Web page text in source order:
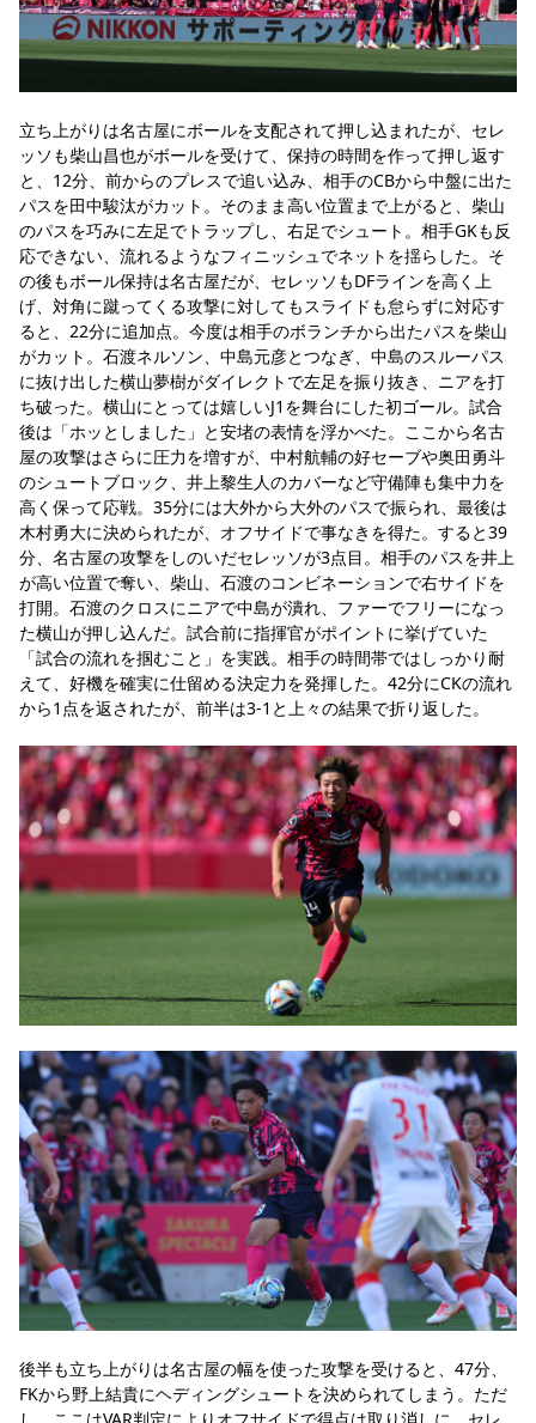
立ち上がりは名古屋にボールを支配されて押し込まれたが、セレ
ッソも柴山昌也がボールを受けて、保持の時間を作って押し返す
と、12分、前からのプレスで追い込み、相手のCBから中盤に出た
パスを田中駿汰がカット。そのまま高い位置まで上がると、柴山
のパスを巧みに左足でトラップし、右足でシュート。相手GKも反
応できない、流れるようなフィニッシュでネットを揺らした。そ
の後もボール保持は名古屋だが、セレッソもDFラインを高く上
げ、対角に蹴ってくる攻撃に対してもスライドも怠らずに対応す
ると、22分に追加点。今度は相手のボランチから出たパスを柴山
がカット。石渡ネルソン、中島元彦とつなぎ、中島のスルーパス
に抜け出した横山夢樹がダイレクトで左足を振り抜き、ニアを打
ち破った。横山にとっては嬉しいJ1を舞台にした初ゴール。試合
後は「ホッとしました」と安堵の表情を浮かべた。ここから名古
屋の攻撃はさらに圧力を増すが、中村航輔の好セーブや奥田勇斗
のシュートブロック、井上黎生人のカバーなど守備陣も集中力を
高く保って応戦。35分には大外から大外のパスで振られ、最後は
木村勇大に決められたが、オフサイドで事なきを得た。すると39
分、名古屋の攻撃をしのいだセレッソが3点目。相手のパスを井上
が高い位置で奪い、柴山、石渡のコンビネーションで右サイドを
打開。石渡のクロスにニアで中島が潰れ、ファーでフリーになっ
た横山が押し込んだ。試合前に指揮官がポイントに挙げていた
「試合の流れを掴むこと」を実践。相手の時間帯ではしっかり耐
えて、好機を確実に仕留める決定力を発揮した。42分にCKの流れ
から1点を返されたが、前半は3-1と上々の結果で折り返した。
後半も立ち上がりは名古屋の幅を使った攻撃を受けると、47分、
FKから野上結貴にヘディングシュートを決められてしまう。ただ